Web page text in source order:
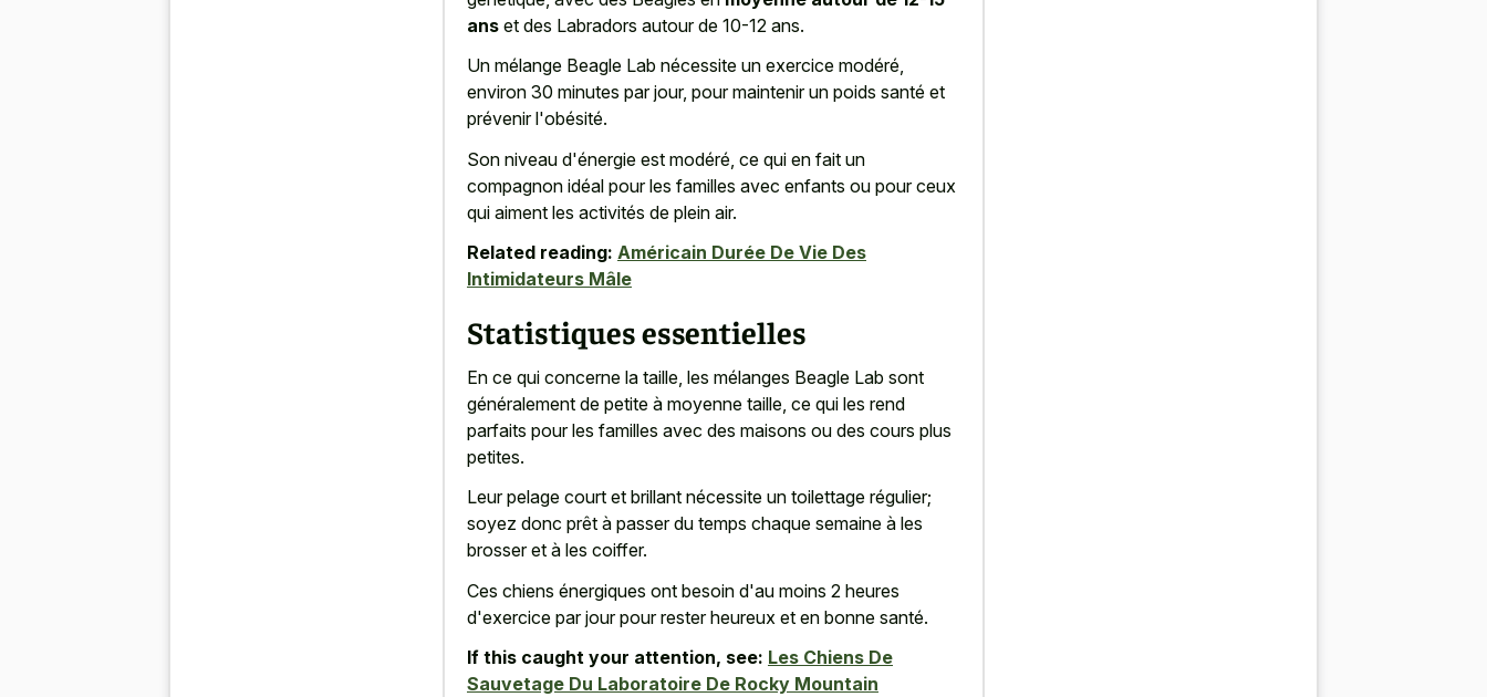
ans et des Labradors autour de 10-12 ans.
Un mélange Beagle Lab nécessite un exercice modéré,
environ 30 minutes par jour, pour maintenir un poids santé et
prévenir l'obésité.
Son niveau d'énergie est modéré, ce qui en fait un
compagnon idéal pour les familles avec enfants ou pour ceux
qui aiment les activités de plein air.
Related reading: Américain Durée De Vie Des
Intimidateurs Mâle
Statistiques essentielles
En ce qui concerne la taille, les mélanges Beagle Lab sont
généralement de petite à moyenne taille, ce qui les rend
parfaits pour les familles avec des maisons ou des cours plus
petites.
Leur pelage court et brillant nécessite un toilettage régulier;
soyez donc prêt à passer du temps chaque semaine à les
brosser et à les coiffer.
Ces chiens énergiques ont besoin d'au moins 2 heures
d'exercice par jour pour rester heureux et en bonne santé.
If this caught your attention, see: Les Chiens De
Sauvetage Du Laboratoire De Rocky Mountain